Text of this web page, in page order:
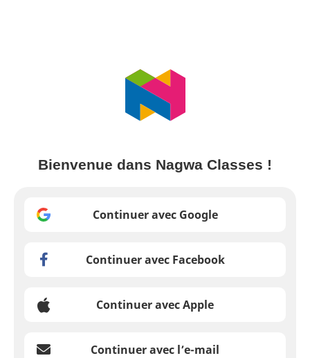
Bienvenue dans Nagwa Classes !
Continuer avec Google
Continuer avec Facebook
Continuer avec Apple
Continuer avec l’e-mail